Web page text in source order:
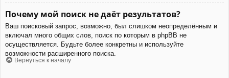
Почему мой поиск не даёт результатов?
Ваш поисковый запрос, возможно, был слишком неопределённым и
включал много общих слов, поиск по которым в phpBB не
осуществляется. Будьте более конкретны и используйте
возможности расширенного поиска.
Вернуться к началу